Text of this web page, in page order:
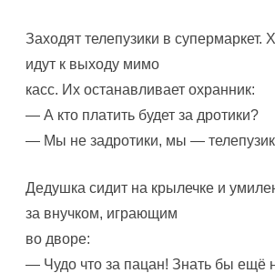
Заходят телепузики в супермаркет.
идут к выходу мимо
касс. Их останавливает охранник:
— А кто платить будет за дротики?
— Мы не задротики, мы —
Дедушка сидит на крылечке и
за внучком, играющим
во дворе:
— Чудо что за пацан! Знать бы ещё